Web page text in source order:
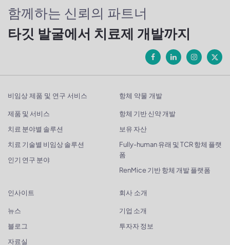
함께하는 신뢰의 파트너
타깃 발굴에서 치료제 개발까지
비임상 제품 및 연구 서비스
제품 및 서비스
치료 분야별 솔루션
치료 기술별 비임상 솔루션
인기 연구 분야
항체 약물 개발
항체 기반 신약 개발
보유 자산
Fully-human 유래 및 TCR 항체 플랫
폼
RenMice 기반 항체 개발 플랫폼
인사이트
뉴스
블로그
자료실
회사 소개
기업 소개
투자자 정보